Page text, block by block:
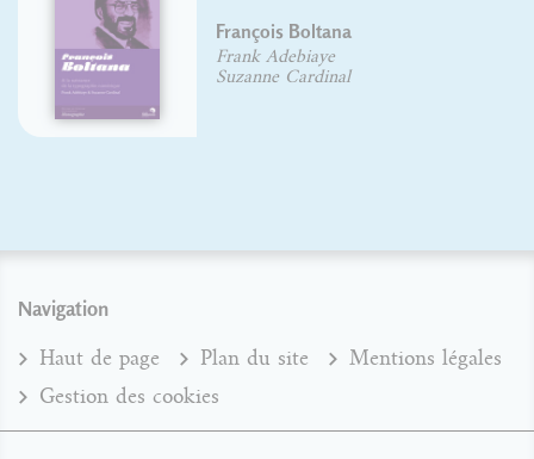
François Boltana
Frank Adebiaye
Suzanne Cardinal
Navigation
Haut de page Plan du site
Mentions légales
Gestion des cookies